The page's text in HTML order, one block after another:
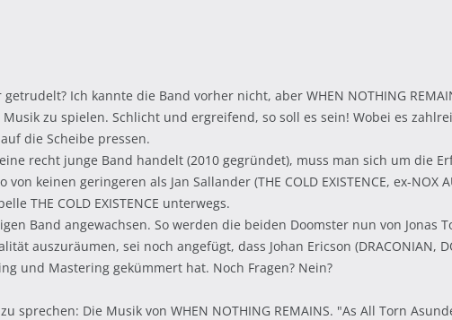
Ich kannte die Band vorher nicht, aber WHEN NOTHING
zu spielen. Schlicht und ergreifend, so soll es sein! Wobei es
die Scheibe pressen.
eine recht junge Band handelt (2010 gegründet), muss man sich um die
keinen geringeren als Jan Sallander (THE COLD EXISTENCE, ex-NOX
THE COLD EXISTENCE unterwegs.
Band angewachsen. So werden die beiden Doomster nun von Jonas
auszuräumen, sei noch angefügt, dass Johan Ericson (DRACONIAN,
und Mastering gekümmert hat. Noch Fragen? Nein?
sprechen: Die Musik von WHEN NOTHING REMAINS. "As All Torn